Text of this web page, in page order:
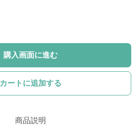
購入画面に進む
カートに追加する
商品説明